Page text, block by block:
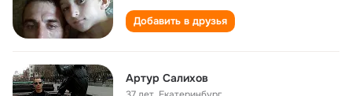
Добавить в друзья
Артур Салихов